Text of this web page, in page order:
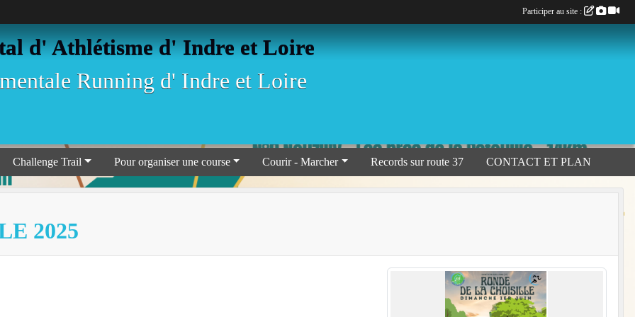
d' Athlétisme d' Indre et Loire
Running d' Indre et Loire
Challenge Trail Pour organiser une course Courir - Marcher Records sur route 37 CONTACT ET PLAN
2025
Participer au site :